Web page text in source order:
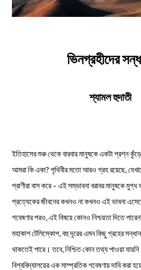
ভিনগ্রহীদের
শ্যামল হুদাতী
ইতিহাসের শুরু থেকে বারবার মানুষকে একটা প্রশ্ন
আমরা কি একা? পৃথিবীর মতো আরও গ্রহ রয়েছে,
প্রাণীরা বাস করে – এই সম্ভাবনা বরাবর মানুষকে
প্রত্যেকের জীবনের কখনও না কখনও এই ভাবনা
গবেষণার পরও, এই বিষয়ে কোনও নিশ্চয়তা দিতে
মহাকাশ টেলিস্কোপ, বহু দূরের এমন কিছু গ্রহের
থাকতেই পারে। তবে, নিশ্চিত কোন তথ্য পাওয়া
বিশ্ববিদ্যালয়ের এক সাম্প্রতিক গবেষণায় দাবি করা